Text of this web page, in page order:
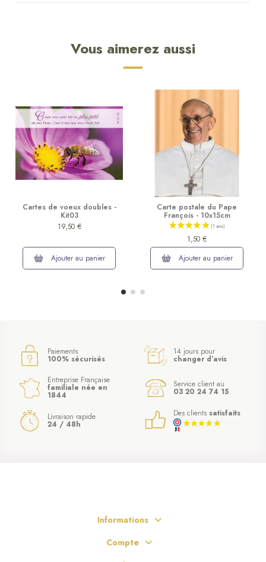
Vous aimerez aussi
Cartes de voeux doubles -
Kit03
19,50 €
Ajouter au panier
Carte postale du Pape
François - 10x15cm
1,50 €
Ajouter au panier
Paiements
100% sécurisés
14 jours pour
changer d’avis
Entreprise Française
familiale née en
1844
Service client au
03 20 24 74 15
Livraison rapide
24 / 48h
Des clients satisfaits
Informations
Compte